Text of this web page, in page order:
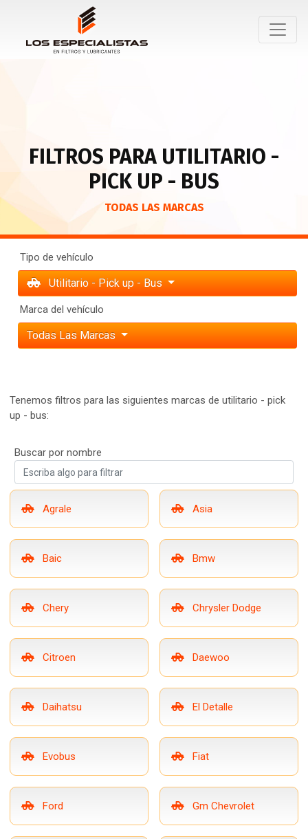
FILTROS PARA UTILITARIO -
PICK UP - BUS
TODAS LAS MARCAS
Tipo de vehículo
Utilitario - Pick up - Bus
Marca del vehículo
Todas Las Marcas
Tenemos filtros para las siguientes marcas de utilitario - pick
up - bus:
Buscar por nombre
Agrale Asia
Baic Bmw
Chery Chrysler Dodge
Citroen Daewoo
Daihatsu El Detalle
Evobus Fiat
Ford Gm Chevrolet